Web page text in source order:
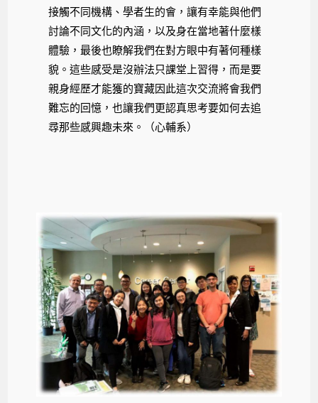
接觸不同機構、學者生的會，讓有幸能與他們
討論不同文化的內涵，以及身在當地著什麼樣
體驗，最後也瞭解我們在對方眼中有著何種樣
貌。這些感受是沒辦法只課堂上習得，而是要
親身經歷才能獲的寶藏因此這次交流將會我們
難忘的回憶，也讓我們更認真思考要如何去追
尋那些感興趣未來。（心輔系）